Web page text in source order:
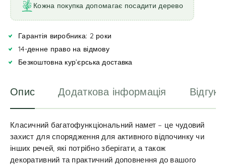
r
n
t
i
Кожна покупка допомагає посадити дерево
Гарантія виробника: 2 роки
14-денне право на відмову
Безкоштовна кур’єрська доставка
Опис Додаткова інформація
Класичний багатофункціональний намет – це чудовий
захист для спорядження для активного відпочинку чи
інших речей, які потрібно зберігати, а також
декоративний та практичний доповнення до вашого